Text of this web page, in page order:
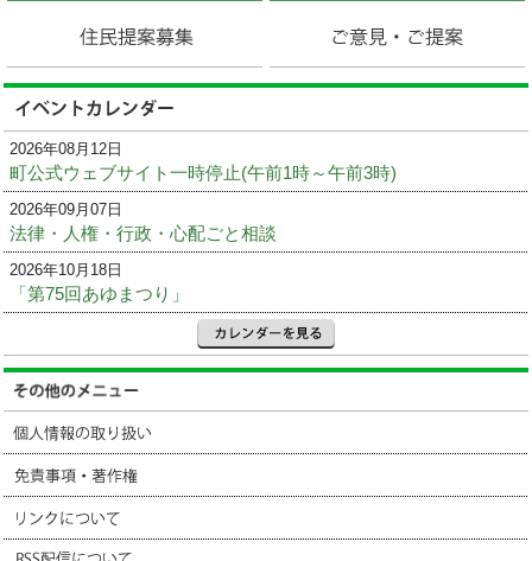
2026年08月12日
町公式ウェブサイト一時停止(午前1時～午前3時)
2026年09月07日
法律・人権・行政・心配ごと相談
2026年10月18日
「第75回あゆまつり」